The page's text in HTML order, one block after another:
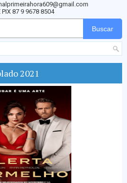
PIX 87 9 9678 8504
Buscar
2021